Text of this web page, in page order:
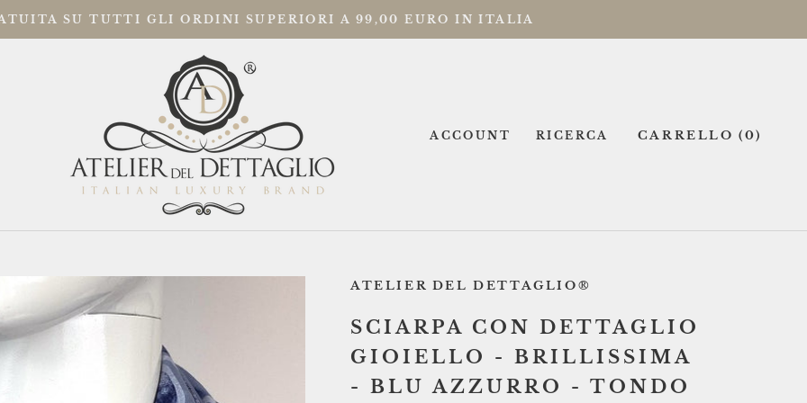
SU TUTTI GLI ORDINI SUPERIORI A 99,00 EURO IN ITALIA
ACCOUNT RICERCA CARRELLO (0)
ATELIER DEL DETTAGLIO®
SCIARPA CON DETTAGLIO
GIOIELLO - BRILLISSIMA
- BLU AZZURRO - TONDO